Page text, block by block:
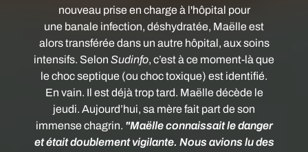
nouveau prise en charge à l'hôpital pour
une banale infection, déshydratée, Maëlle est
alors transférée dans un autre hôpital, aux soins
intensifs. Selon Sudinfo, c’est à ce moment-là que
le choc septique (ou choc toxique) est identifié.
En vain. Il est déjà trop tard. Maëlle décède le
jeudi. Aujourd’hui, sa mère fait part de son
immense chagrin. "Maëlle connaissait le danger
et était doublement vigilante. Nous avions lu des